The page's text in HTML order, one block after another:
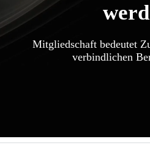
Mitgliedschaft bedeutet
verbindlichen